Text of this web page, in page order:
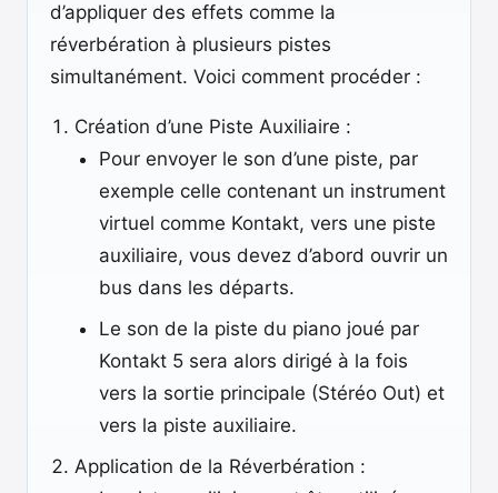
d’appliquer des effets comme la
réverbération à plusieurs pistes
simultanément. Voici comment procéder :
Création d’une Piste Auxiliaire :
Pour envoyer le son d’une piste, par
exemple celle contenant un instrument
virtuel comme Kontakt, vers une piste
auxiliaire, vous devez d’abord ouvrir un
bus dans les départs.
Le son de la piste du piano joué par
Kontakt 5 sera alors dirigé à la fois
vers la sortie principale (Stéréo Out) et
vers la piste auxiliaire.
Application de la Réverbération :